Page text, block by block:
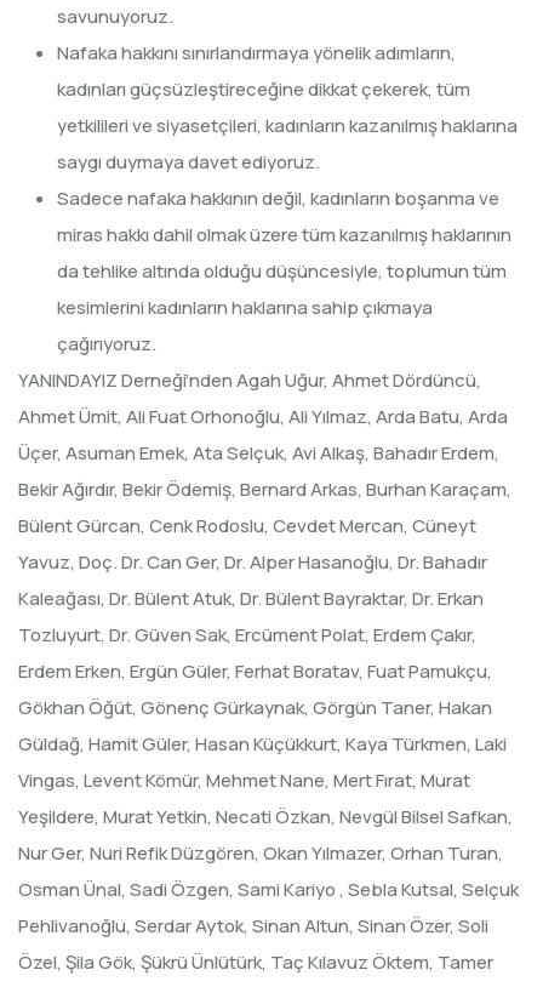
savunuyoruz.
Nafaka hakkını sınırlandırmaya yönelik adımların,
kadınları güçsüzleştireceğine dikkat çekerek, tüm
yetkilileri ve siyasetçileri, kadınların kazanılmış haklarına
saygı duymaya davet ediyoruz.
Sadece nafaka hakkının değil, kadınların boşanma ve
miras hakkı dahil olmak üzere tüm kazanılmış haklarının
da tehlike altında olduğu düşüncesiyle, toplumun tüm
kesimlerini kadınların haklarına sahip çıkmaya
çağırıyoruz.
YANINDAYIZ Derneği’nden Agah Uğur, Ahmet Dördüncü,
Ahmet Ümit, Ali Fuat Orhonoğlu, Ali Yılmaz, Arda Batu, Arda
Üçer, Asuman Emek, Ata Selçuk, Avi Alkaş, Bahadır Erdem,
Bekir Ağırdır, Bekir Ödemiş, Bernard Arkas, Burhan Karaçam,
Bülent Gürcan, Cenk Rodoslu, Cevdet Mercan, Cüneyt
Yavuz, Doç. Dr. Can Ger, Dr. Alper Hasanoğlu, Dr. Bahadır
Kaleağası, Dr. Bülent Atuk, Dr. Bülent Bayraktar, Dr. Erkan
Tozluyurt, Dr. Güven Sak, Ercüment Polat, Erdem Çakır,
Erdem Erken, Ergün Güler, Ferhat Boratav, Fuat Pamukçu,
Gökhan Öğüt, Gönenç Gürkaynak, Görgün Taner, Hakan
Güldağ, Hamit Güler, Hasan Küçükkurt, Kaya Türkmen, Laki
Vingas, Levent Kömür, Mehmet Nane, Mert Fırat, Murat
Yeşildere, Murat Yetkin, Necati Özkan, Nevgül Bilsel Safkan,
Nur Ger, Nuri Refik Düzgören, Okan Yılmazer, Orhan Turan,
Osman Ünal, Sadi Özgen, Sami Kariyo , Sebla Kutsal, Selçuk
Pehlivanoğlu, Serdar Aytok, Sinan Altun, Sinan Özer, Soli
Özel, Şila Gök, Şükrü Ünlütürk, Taç Kılavuz Öktem, Tamer